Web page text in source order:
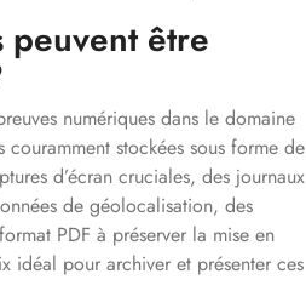
peuvent être
numériques dans le domaine
stockées sous forme de
d’écran cruciales, des journaux
de géolocalisation, des
PDF à préserver la mise en
idéal pour archiver et présenter ces